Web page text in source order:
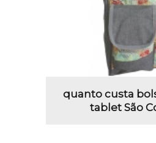
quanto custa
tablet São